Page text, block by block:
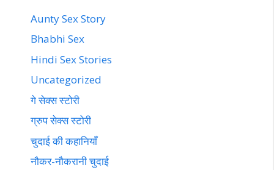
Aunty Sex Story
Bhabhi Sex
Hindi Sex Stories
Uncategorized
गे सेक्स स्टोरी
ग्रुप सेक्स स्टोरी
चुदाई की कहानियाँ
नौकर-नौकरानी चुदाई